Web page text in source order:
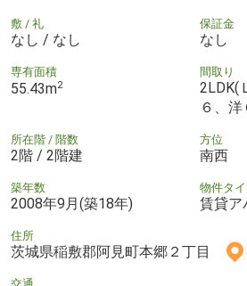
敷 / 礼
なし / なし
保証金
なし
専有面積
55.43m2
間取り
2LDK(
６、洋
所在階 / 階数
2階 / 2階建
方位
南西
築年数
2008年9月(築18年)
物件タ
賃貸ア
住所
茨城県稲敷郡阿見町本郷２丁目